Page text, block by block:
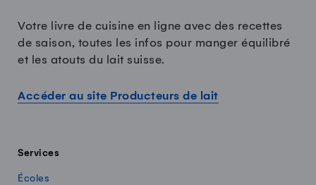
Votre livre de cuisine en ligne avec des recettes
de saison, toutes les infos pour manger équilibré
et les atouts du lait suisse.
Accéder au site Producteurs de lait
Services
Écoles